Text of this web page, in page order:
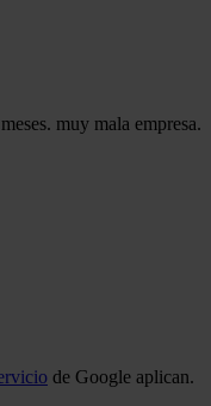
muy mala empresa.
de Google aplican.